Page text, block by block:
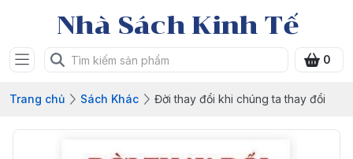
Nhà Sách Kinh Tế
0
Trang chủ Sách Khác Đời thay đổi khi chúng ta thay đổi